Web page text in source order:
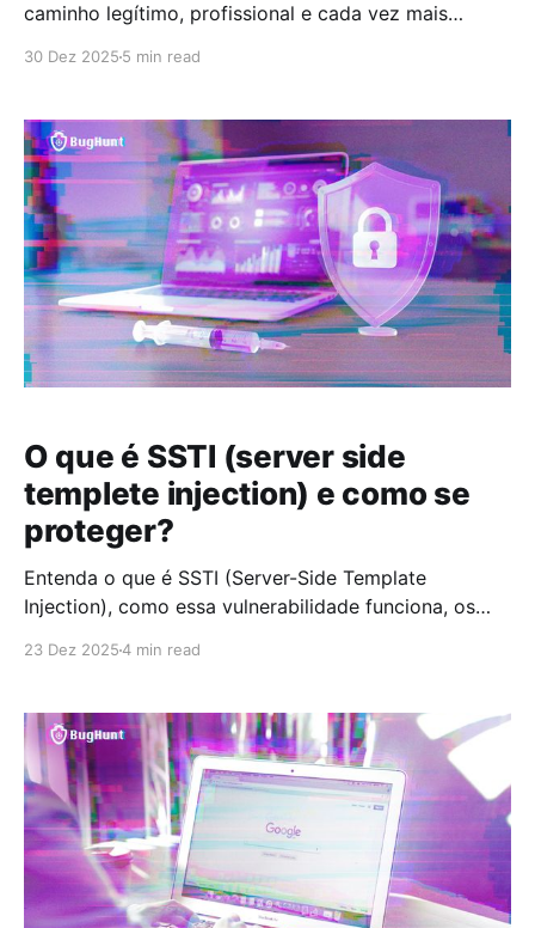
caminho legítimo, profissional e cada vez mais
permitir que especialistas encontrem falhas de
segurança antes que elas sejam exploradas por
30 Dez 2025 5 min read
O que é SSTI (server side
templete injection) e como se
proteger?
Entenda o que é SSTI (Server-Side Template
Injection), como essa vulnerabilidade funciona, os
23 Dez 20254 min read